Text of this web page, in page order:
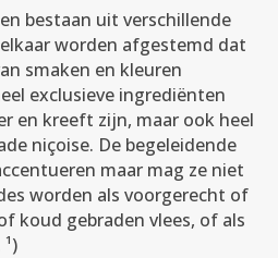
bestaan uit verschillende
worden afgestemd dat
smaken en kleuren
exclusieve ingrediënten
en kreeft zijn, maar ook heel
niçoise. De begeleidende
maar mag ze niet
worden als voorgerecht of
koud gebraden vlees, of als